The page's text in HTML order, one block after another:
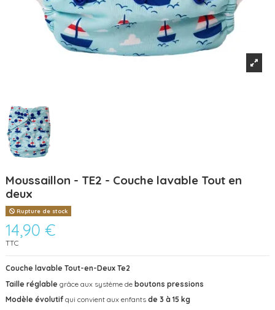
Moussaillon - TE2 - Couche lavable Tout en
deux
Rupture de stock
14,90 €
TTC
Couche lavable Tout-en-Deux Te2
Taille réglable grâce aux système de boutons pressions
Modèle évolutif qui convient aux enfants de 3 à 15 kg